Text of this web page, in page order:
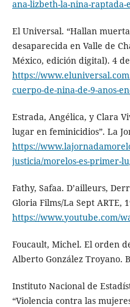
ana-lizbeth-la-nina-raptada-
El Universal. “Hallan
desaparecida en Valle de
México, edición digital). 4
https://
cuerpo-de-nina-de-9-anos-
Estrada, Angélica, y Clara
lugar en feminicidios”. La
https://
justicia/morelos​-es-primer-
Fathy, Safaa. D’ailleurs,
Gloria Films/La Sept ARTE,
https://www.youtube.com/
Foucault, Michel. El orden
Alberto González Troyano.
Instituto Nacional de
“Violencia contra las